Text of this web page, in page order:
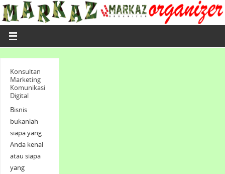
Konsultan
Marketing
Komunikasi
Digital
Bisnis
bukanlah
siapa yang
Anda kenal
atau siapa
yang